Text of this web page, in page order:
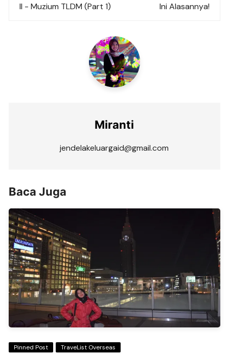
II - Muzium TLDM (Part 1)
Ini Alasannya!
Miranti
jendelakeluargaid@gmail.com
Baca Juga
Pinned Post TraveList Overseas